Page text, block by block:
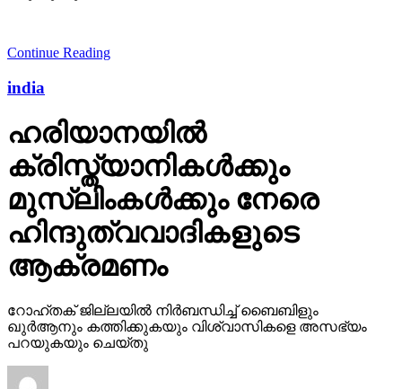
Continue Reading
india
ഹരിയാനയില്‍
ക്രിസ്ത്യാനികള്‍ക്കും
മുസ്‌ലിംകള്‍ക്കും നേരെ
ഹിന്ദുത്വവാദികളുടെ
ആക്രമണം
റോഹ്തക് ജില്ലയില്‍ നിര്‍ബന്ധിച്ച് ബൈബിളും
ഖുര്‍ആനും കത്തിക്കുകയും വിശ്വാസികളെ അസഭ്യം
പറയുകയും ചെയ്തു